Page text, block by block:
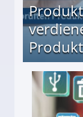
↻ Täglich neue